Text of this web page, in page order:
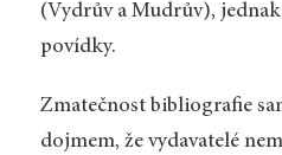
(Vydrův a Mudrův),
povídky.
Zmatečnost bibliografie
dojmem, že vydavatelé